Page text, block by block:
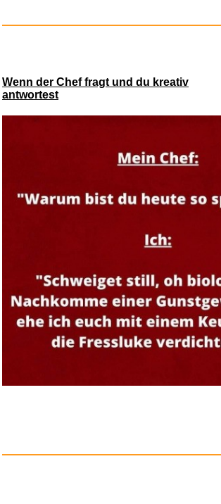
Wenn der Chef fragt und du kreativ
antwortest